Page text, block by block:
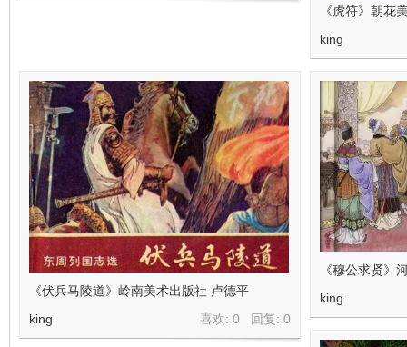
《虎符》朝花
king
《伏兵马陵道》岭南美术出版社 卢德平
喜欢: 0 回复: 0
king
《穆公求贤》
king